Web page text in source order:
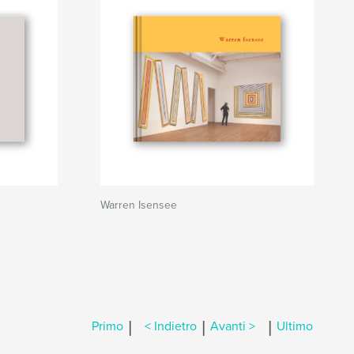
Warren Isensee
Primo | < Indietro | Avanti > | Ultimo